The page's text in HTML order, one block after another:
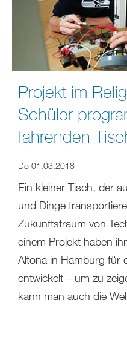
Projekt im
Schüler
fahrenden
Do 01.03.2018
Ein kleiner Tisch, der
und Dinge
Zukunftstraum von
einem Projekt haben
Altona in Hamburg für
entwickelt – um zu
kann man auch die